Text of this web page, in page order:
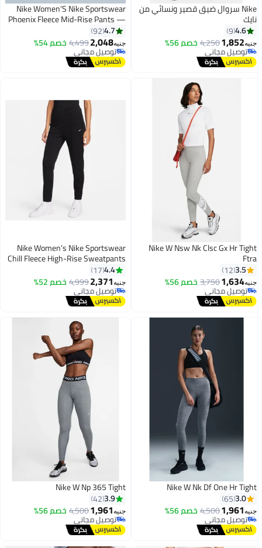
Nike سروال ضيق قصير ونسائي من
نايك
4.6
9
جنيه1,852
4,250خصم 56%
توصيل مجاني
توصيل مجاني
Nike Women’S Nike Sportswear
Phoenix Fleece Mid-Rise Pants —
Standard
4.7
92
جنيه2,048
4,499خصم 54%
توصيل مجاني
توصيل مجاني
Nike W Nsw Nk Clsc Gx Hr Tight
Ftra
3.5
12
جنيه1,634
3,750خصم 56%
توصيل مجاني
توصيل مجاني
Nike Women’s Nike Sportswear
Chill Fleece High-Rise Sweatpants
4.4
17
جنيه2,371
4,999خصم 52%
توصيل مجاني
توصيل مجاني
Nike W Nk Df One Hr Tight
3.0
65
جنيه1,961
4,500خصم 56%
توصيل مجاني
توصيل مجاني
Nike W Np 365 Tight
3.9
42
جنيه1,961
4,500خصم 56%
توصيل مجاني
توصيل مجاني